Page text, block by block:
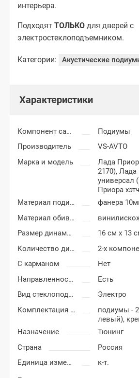
интерьера.
Подходят ТОЛЬКО для дверей с
электростеклоподъемником.
Категории: Акустические
Характеристики
Компонент салона
Подиумы
Производитель
VS-AVTO
Марка и модель
Лада
2170),Лада
универсал
Приора
Материал подиумов
фанера
Материал обивки подиумов
Размер динамиков
16 см x 13
Количество динамиков
2-х
С карманом
Нет
Направленность
Есть
Вид стеклоподъемников
Электро
Комплектация подиумов
подиумы -
левый),
Назначение
Тюнинг
Страна
Россия
Единица измерения
к-т.